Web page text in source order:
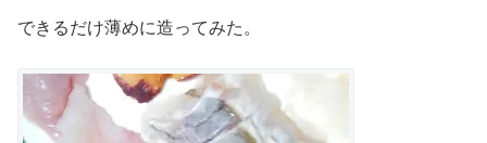
できるだけ薄めに造ってみた。